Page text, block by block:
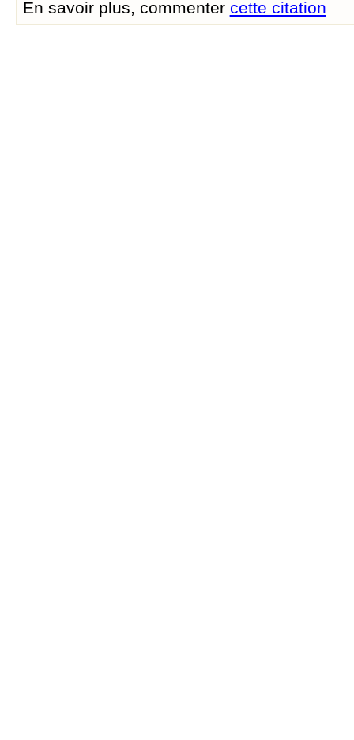
En savoir plus, commenter cette citation